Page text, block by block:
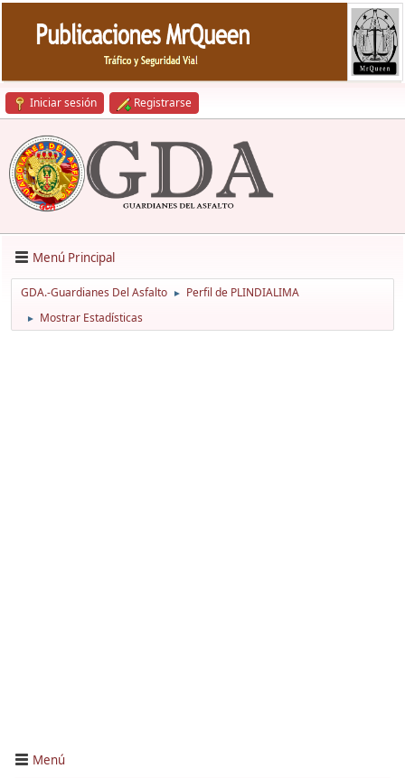
Iniciar sesión Registrarse
Menú Principal
GDA.-Guardianes Del Asfalto ► Perfil de PLINDIALIMA
► Mostrar Estadísticas
Menú